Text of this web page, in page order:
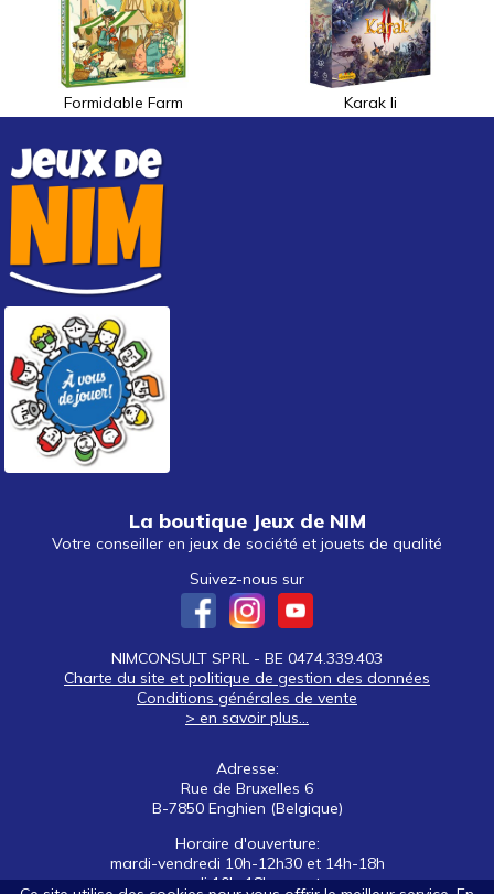
Formidable Farm Karak Ii
La boutique Jeux de NIM
Votre conseiller en jeux de société et jouets de qualité
Suivez-nous sur
NIMCONSULT SPRL - BE 0474.339.403
Charte du site et politique de gestion des données
Conditions générales de vente
> en savoir plus...
Adresse:
Rue de Bruxelles 6
B-7850 Enghien (Belgique)
Horaire d'ouverture:
mardi-vendredi 10h-12h30 et 14h-18h
samedi 10h-18h non stop